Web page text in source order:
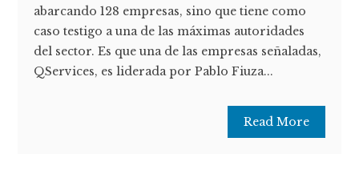
abarcando 128 empresas, sino que tiene como
caso testigo a una de las máximas autoridades
del sector. Es que una de las empresas señaladas,
QServices, es liderada por Pablo Fiuza...
Read More